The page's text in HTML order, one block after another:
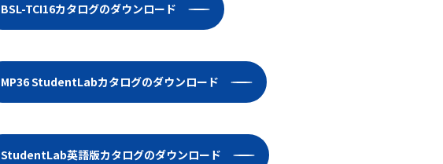
BSL-TCI16カタログのダウンロード
MP36 StudentLabカタログのダウンロード
StudentLab英語版カタログのダウンロード